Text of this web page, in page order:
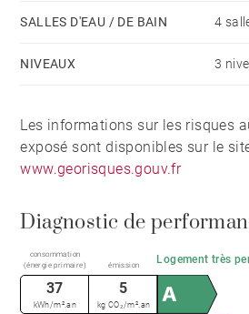
une piscine intérieure chauffée
travail, loisirs.
Côté stationnement, un garage
nombreux emplacements
Le parc, sobrement structuré,
extérieure et révèle un cadre
SALLES D'EAU / DE BAIN 4
NIVEAUX 3
Les informations sur les risques
exposé sont disponibles sur le
www.georisques.gouv.fr
Diagnostic de
Logement très
consommation
(énergie primaire)
émission
37
kWh/m².an
5
kg CO₂/m².an